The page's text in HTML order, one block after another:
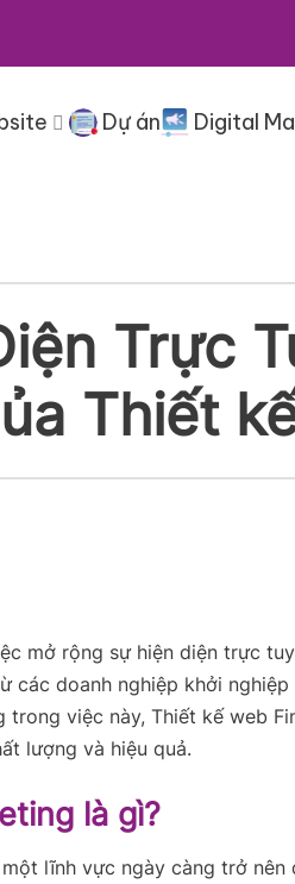
Dự án Digital
Trực
Thiết
mở rộng sự hiện diện trực
các doanh nghiệp khởi
trong việc này, Thiết kế web
lượng và hiệu quả.
là gì?
lĩnh vực ngày càng trở